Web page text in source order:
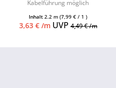
Kabelführung möglich
Inhalt2.2 m(7,99 € / 1 )
3,63 € /mUVP4,49 € /m